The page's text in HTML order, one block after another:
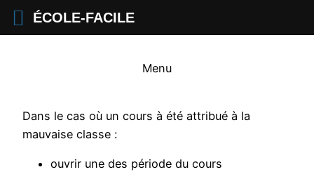
Menu
Dans le cas où un cours à été attribué à la
mauvaise classe :
ouvrir une des période du cours
ÉCOLE-FACILE